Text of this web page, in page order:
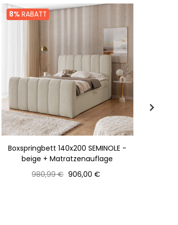
8% RABATT
Boxspringbett 140x200 SEMINOLE -
beige + Matratzenauflage
Normaler
980,99 € Preis
906,00 €